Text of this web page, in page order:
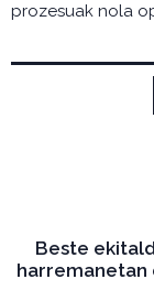
prozesuak nola
Beste
harremanetan